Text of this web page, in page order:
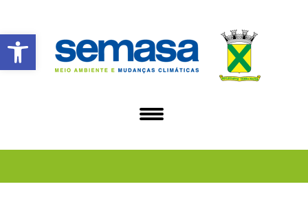
Abrir a barra de ferramentas